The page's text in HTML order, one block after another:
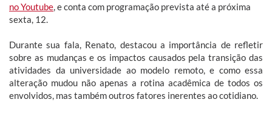
no Youtube, e conta com programação prevista até a próxima
sexta, 12.
Durante sua fala, Renato, destacou a importância de refletir
sobre as mudanças e os impactos causados pela transição das
atividades da universidade ao modelo remoto, e como essa
alteração mudou não apenas a rotina acadêmica de todos os
envolvidos, mas também outros fatores inerentes ao cotidiano.